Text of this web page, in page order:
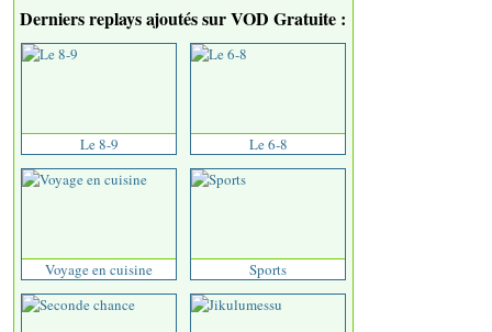
Derniers replays ajoutés sur VOD Gratuite :
Le 8-9 Le 6-8
Voyage en cuisine Sports